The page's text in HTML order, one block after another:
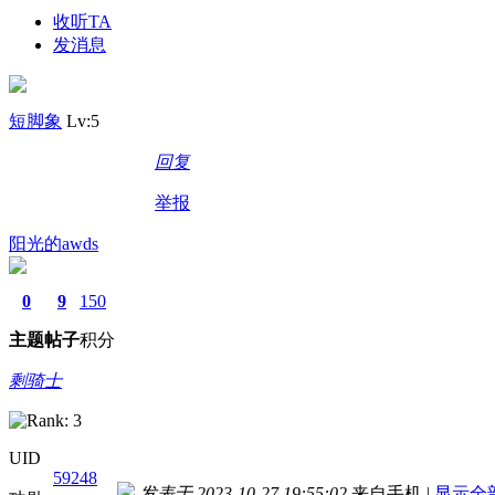
收听TA
发消息
短脚象 Lv:5
回复
举报
阳光的awds
0
主题
9
帖子
150
积分
剩骑士
UID
59248